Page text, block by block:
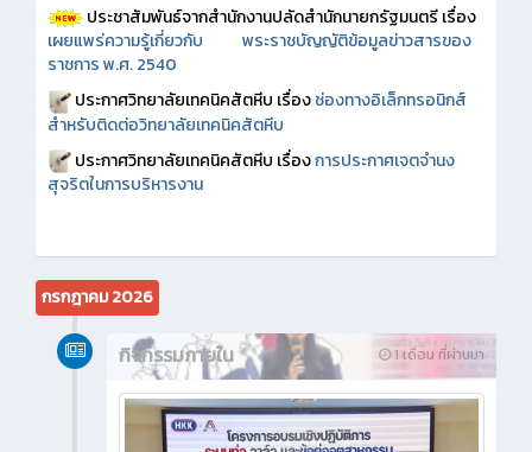
ประชาสัมพันธ์จากสำนักงานปลัดสำนักนายกรัฐมนตรี เรื่อง
เผยแพร่ความรู้เกี่ยวกับ พระราชบัญญัติข้อมูลข่าวสารของ
ราชการ พ.ศ. 2540
ประกาศวิทยาลัยเทคนิคสัตหีบ เรื่องช่องทางอิเล็กทรอนิกส์
สำหรับติดต่อวิทยาลัยเทคนิคสัตหีบ
ประกาศวิทยาลัยเทคนิคสัตหีบ เรื่องการประกาศเจตจำนง
สุจริตในการบริหารงาน
กรกฎาคม 2026
1 เดือน ที่ผ่านมา
กิจกรรมภายใน